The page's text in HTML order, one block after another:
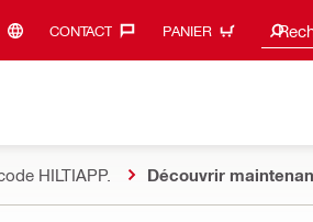
CONTACT‎ PANIER
HILTIAPP. Découvrir